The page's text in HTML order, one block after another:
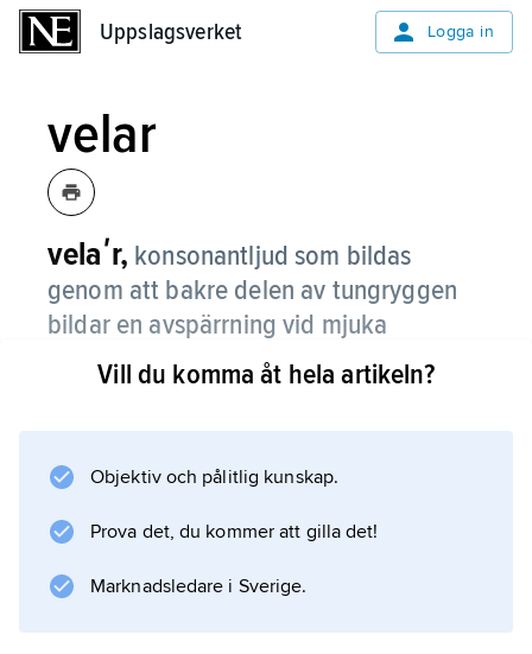
Uppslagsverket Logga in
velar
velaʹr, konsonantljud som bildas
genom att bakre delen av tungryggen
bildar en avspärrning vid mjuka
gommen (velum), som i svenskans k
g-ljud framför bakre vokal, t.ex.
tyskans [x] -ljud i t.ex.Bach
Vill du komma åt hela artikeln?
Objektiv och pålitlig kunskap.
Prova det, du kommer att gilla det!
Marknadsledare i Sverige.